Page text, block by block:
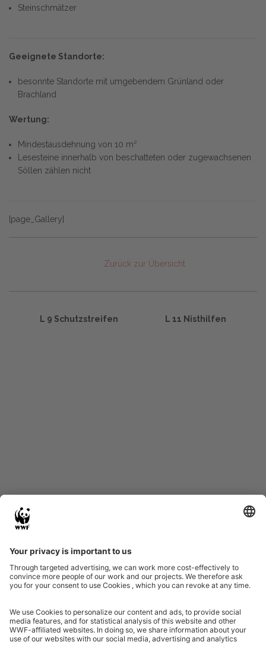
Zurück zur Übersicht
Steinschmätzer
Geeignete Standorte:
besonnte Standorte mit umgebendem Grünland oder
Brachland
Wertung:
Mindestausdehnung von 10 m²
Lesesteine innerhalb von beschatteten oder zugewachsenen
Söllen zählen nicht
[page_Gallery]
L 9 Schutzstreifen L 11 Nisthilfen
Eine Initiative von
Partner & Auszeichnungen
Ein Projekt der Aktionsplattform von Unternehmen Biologische Vielfalt 2020